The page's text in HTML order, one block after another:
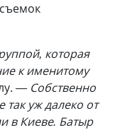
которая
к именитому
— Собственно
так уж далеко от
в Киеве. Батыр